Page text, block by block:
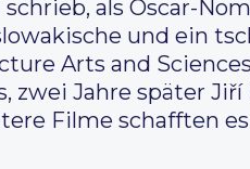
als Oscar-
und ein
Arts and
zwei Jahre später Jiří
Filme schafften